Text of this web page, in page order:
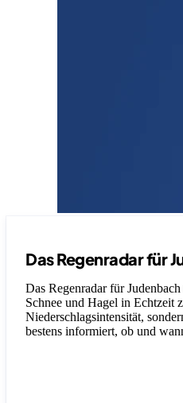
Das Regenradar für
Das Regenradar für
Schnee und Hagel in Echtzeit
Niederschlagsintensität,
bestens informiert, ob und